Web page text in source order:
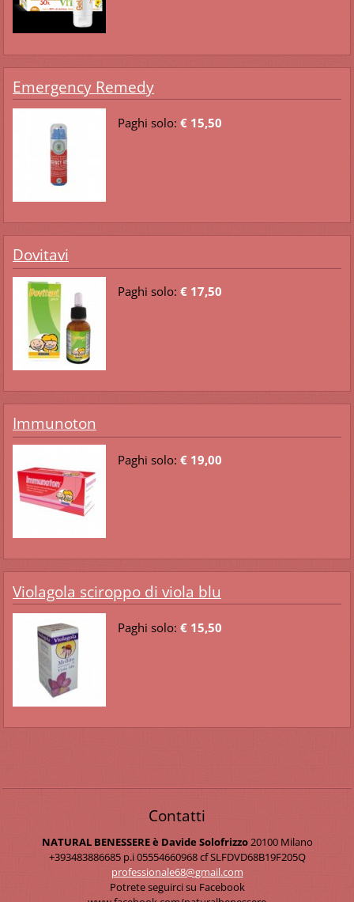
Emergency Remedy
Paghi solo: € 15,50
Dovitavi
Paghi solo: € 17,50
Immunoton
Paghi solo: € 19,00
Violagola sciroppo di viola blu
Paghi solo: € 15,50
Contatti
NATURAL BENESSERE è Davide Solofrizzo20100 Milano
+393483886685 p.i 05554660968 cf SLFDVD68B19F205Q
professionale68@gmail.com
Potrete seguirci su Facebook